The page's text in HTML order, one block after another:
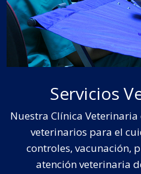
Servicios
Nuestra Clínica
veterinarios para el
controles, vacunación,
atención veterinaria